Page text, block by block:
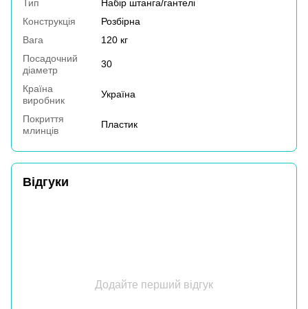
Тип
Набір штанга/гантелі
Конструкція
Розбірна
Вага
120 кг
Посадочний
діаметр
30
Країна
виробник
Україна
Покриття
млинців
Пластик
Відгуки
Додайте перший відгук